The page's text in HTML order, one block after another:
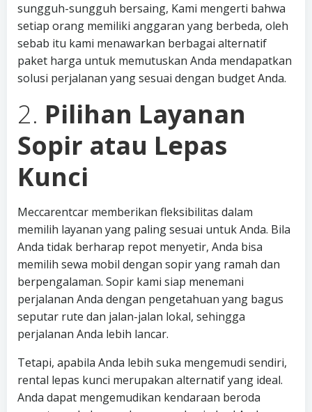
sungguh-sungguh bersaing, Kami mengerti bahwa
setiap orang memiliki anggaran yang berbeda, oleh
sebab itu kami menawarkan berbagai alternatif
paket harga untuk memutuskan Anda mendapatkan
solusi perjalanan yang sesuai dengan budget Anda.
2. Pilihan Layanan
Sopir atau Lepas
Kunci
Meccarentcar memberikan fleksibilitas dalam
memilih layanan yang paling sesuai untuk Anda. Bila
Anda tidak berharap repot menyetir, Anda bisa
memilih sewa mobil dengan sopir yang ramah dan
berpengalaman. Sopir kami siap menemani
perjalanan Anda dengan pengetahuan yang bagus
seputar rute dan jalan-jalan lokal, sehingga
perjalanan Anda lebih lancar.
Tetapi, apabila Anda lebih suka mengemudi sendiri,
rental lepas kunci merupakan alternatif yang ideal.
Anda dapat mengemudikan kendaraan beroda